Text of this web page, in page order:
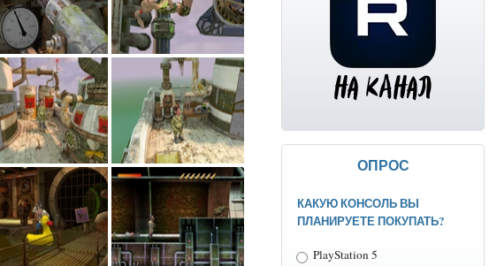
ОПРОС
КАКУЮ КОНСОЛЬ ВЫ
ПЛАНИРУЕТЕ ПОКУПАТЬ?
Варианты
PlayStation 5